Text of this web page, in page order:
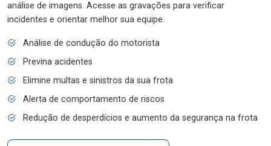
análise de imagens. Acesse as gravações para verificar
incidentes e orientar melhor sua equipe.
Análise de condução do motorista
Previna acidentes
Elimine multas e sinistros da sua frota
Alerta de comportamento de riscos
Redução de desperdícios e aumento da segurança na frota